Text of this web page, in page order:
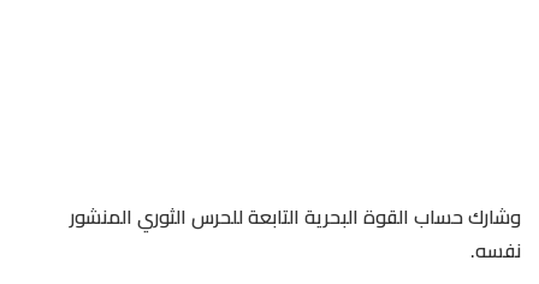
وشارك حساب القوة البحرية التابعة للحرس الثوري المنشور
نفسه.